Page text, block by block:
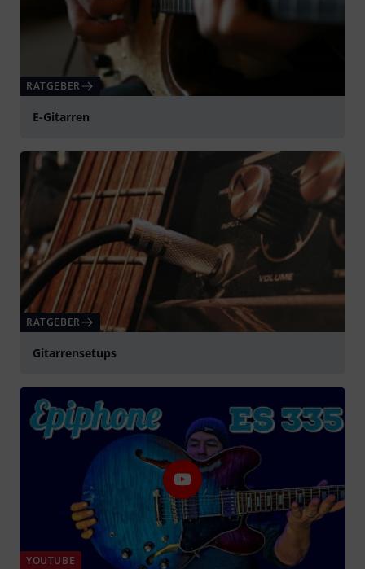
RATGEBER
E-Gitarren
RATGEBER
Gitarrensetups
YOUTUBE